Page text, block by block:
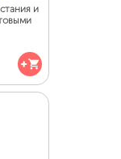
и